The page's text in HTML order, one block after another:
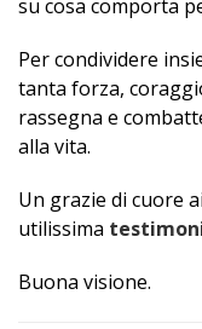
su cosa comporta
Per condividere
tanta forza,
rassegna e
alla vita.
Un grazie di cuore
utilissima
Buona visione.